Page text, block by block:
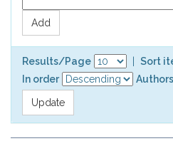
Results/Page
Sort
In order